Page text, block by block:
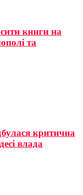
книги на
та
критична
влада